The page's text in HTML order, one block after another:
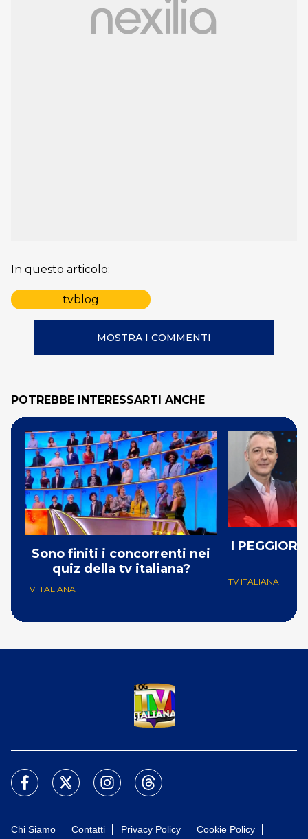
In questo articolo:
tvblog
MOSTRA I COMMENTI
POTREBBE INTERESSARTI ANCHE
Sono finiti i concorrenti nei
quiz della tv italiana?
TV ITALIANA
I
TV ITALIANA
Chi Siamo Contatti Privacy Policy Cookie Policy